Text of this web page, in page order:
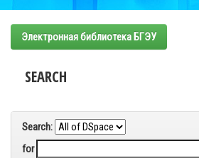
Электронная библиотека БГЭУ
SEARCH
Search:
for